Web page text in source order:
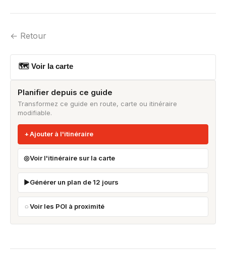
← Retour
🗺 Voir la carte
Planifier depuis ce guide
Transformez ce guide en route, carte ou itinéraire
modifiable.
Ajouter à l'itinéraire
Voir l'itinéraire sur la carte
Générer un plan de 12 jours
Voir les POI à proximité